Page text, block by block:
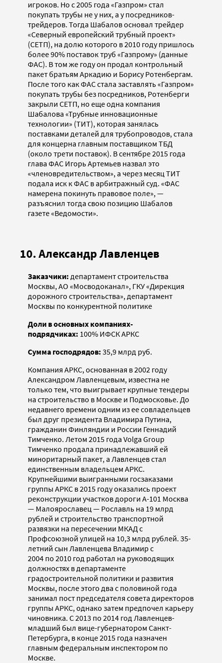
игроков. Но с 2005 года «Газпром» стал
покупать трубы не у них, а у посредников-
трейдеров. Тогда Шабалов основал трейдер
«Северный европейский трубный проект»
(СЕТП), на долю которого в 2010 году пришлось
более 90% поставок труб «Газпрому» (данные
ФАС). В том же году он продал контрольный
пакет братьям Аркадию и Борису Ротенбергам.
После того как ФАС стала заставлять «Газпром»
покупать трубы без посредников, Ротенберги
закрыли СЕТП, но еще одна компания
Шабалова «Трубные инновационные
технологии» (ТИТ), которая занялась
поставками деталей для трубопроводов, стала
для концерна главным поставщиком ТБД
(около трети поставок). В сентябре 2015 года
глава ФАС Игорь Артемьев назвал это
«членовредительством», а через месяц ТИТ
подала иск к ФАС в арбитражный суд. «ФАС
намерена покинуть правовое поле», —
разъяснил тогда свою позицию Шабалов
газете «Ведомости».
10. Александр Лавленцев
Заказчики: департамент строительства
Москвы, АО «Мосводоканал», ГКУ «Дирекция
дорожного строительства», департамент
Москвы по конкурентной политике
Доли в основных компаниях-
подрядчиках: 100% ИФСК АРКС
Сумма господрядов: 35,9 млрд руб.
Компания АРКС, основанная в 2002 году
Александром Лавленцевым, известна не
только тем, что выигрывает крупные тендеры
на строительство в Москве и Подмосковье. До
недавнего времени одним из ее совладельцев
был друг президента Владимира Путина,
гражданин Финляндии и России Геннадий
Тимченко. Летом 2015 года Volga Group
Тимченко продала принадлежавший ей
миноритарный пакет, а Лавленцев стал
единственным владельцем АРКС.
Крупнейшими выигранными госзаказами
группы АРКС в 2015 году оказались проект
реконструкции участков дороги А-101 Москва
— Малоярославец — Рославль на 19 млрд
рублей и строительство транспортной
развязки на пересечении МКАД с
Профсоюзной улицей на 10,3 млрд рублей. 35-
летний сын Лавленцева Владимир с
2004 по 2010 год работал на руководящих
должностях в департаменте
градостроительной политики и развития
Москвы, после этого два с половиной года
занимал пост председателя совета директоров
группы АРКС, однако затем предпочел карьеру
чиновника. С 2013 по 2014 год Лавленцев-
младший был вице-губернатором Санкт-
Петербурга, в конце 2015 года назначен
главным федеральным инспектором по
Москве.